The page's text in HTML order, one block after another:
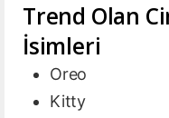
Trend Olan
İsimleri
Oreo
Kitty